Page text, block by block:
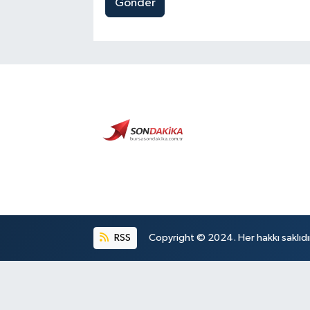
Gönder
RSS Copyright © 2024. Her hakkı